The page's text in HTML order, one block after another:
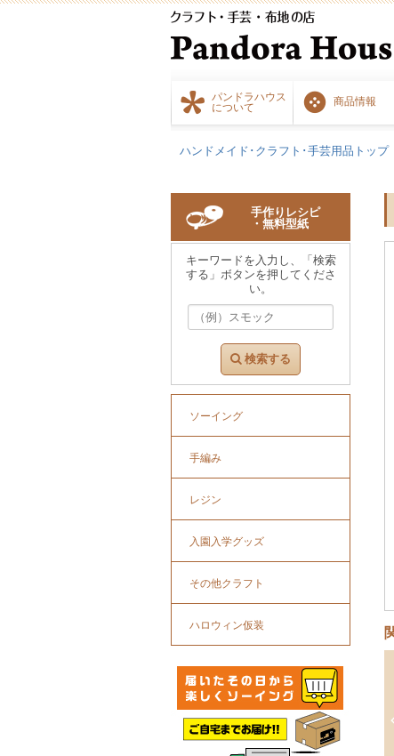
パンドラハウス
について
商品情報
ハンドメイド･クラフト･手芸用品トップ
手作りレシピ
・無料型紙
キーワードを入力し、「検索
する」ボタンを押してくださ
い。
検索する
ソーイング
手編み
レジン
入園入学グッズ
その他クラフト
ハロウィン仮装